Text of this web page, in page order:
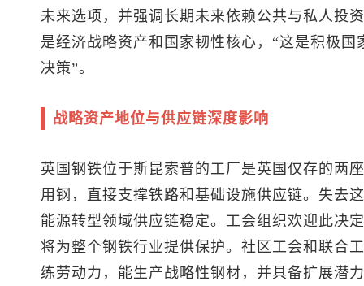
未来选项，并强调长期未来依赖公共与私人投
是经济战略资产和国家韧性核心，“这是积极
决策”。
战略资产地位与供应链深度影响
英国钢铁位于斯昆索普的工厂是英国仅存的两
用钢，直接支撑铁路和基础设施供应链。失去
能源转型领域供应链稳定。工会组织欢迎此决
将为整个钢铁行业提供保护。社区工会和联合
练劳动力，能生产战略性钢材，并具备扩展潜